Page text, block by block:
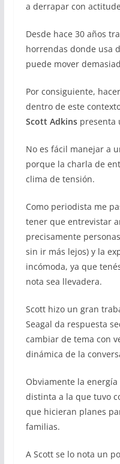
a derrapar con
Desde hace 30 años
horrendas donde usa
puede mover
Por consiguiente,
dentro de este
Scott Adkinspresenta
No es fácil manejar a
porque la charla de
clima de tensión.
Como periodista me
tener que entrevistar
precisamente
sin ir más lejos) y la
incómoda, ya que
nota sea llevadera.
Scott hizo un gran
Seagal da respuesta
cambiar de tema con
dinámica de la
Obviamente la
distinta a la que tuvo
que hicieran planes
familias.
A Scott se lo nota un